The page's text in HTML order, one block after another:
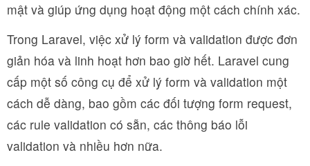
mật và giúp ứng dụng hoạt động một cách chính xác.
Trong Laravel, việc xử lý form và validation được đơn
giản hóa và linh hoạt hơn bao giờ hết. Laravel cung
cấp một số công cụ để xử lý form và validation một
cách dễ dàng, bao gồm các đối tượng form request,
các rule validation có sẵn, các thông báo lỗi
validation và nhiều hơn nữa.